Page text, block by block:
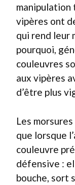
manipulation
vipères ont
qui rend leur
pourquoi,
couleuvres
aux vipères
d’être plus
Les
que lorsque
couleuvre
défensive :
bouche, sort